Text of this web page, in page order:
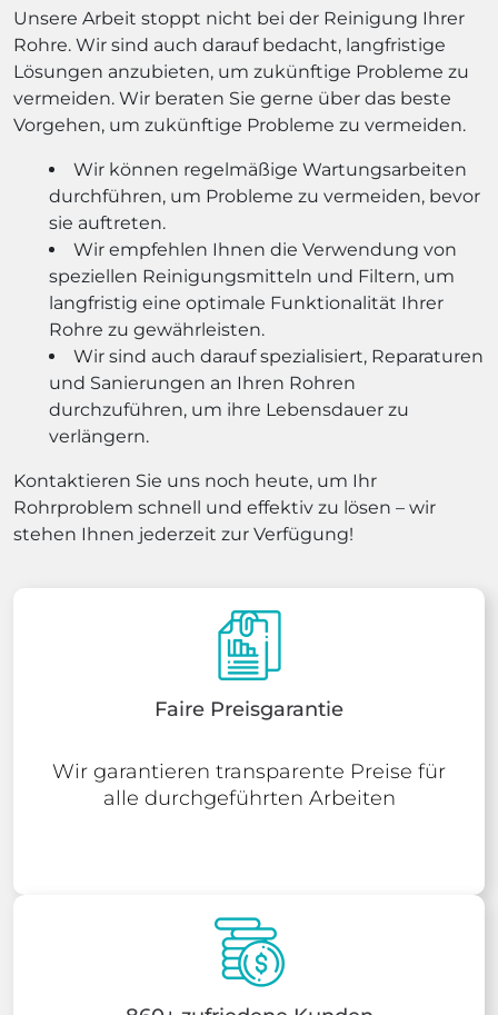
Unsere Arbeit stoppt nicht bei der Reinigung Ihrer
Rohre. Wir sind auch darauf bedacht, langfristige
Lösungen anzubieten, um zukünftige Probleme zu
vermeiden. Wir beraten Sie gerne über das beste
Vorgehen, um zukünftige Probleme zu vermeiden.
Wir können regelmäßige Wartungsarbeiten
durchführen, um Probleme zu vermeiden, bevor
sie auftreten.
Wir empfehlen Ihnen die Verwendung von
speziellen Reinigungsmitteln und Filtern, um
langfristig eine optimale Funktionalität Ihrer
Rohre zu gewährleisten.
Wir sind auch darauf spezialisiert, Reparaturen
und Sanierungen an Ihren Rohren
durchzuführen, um ihre Lebensdauer zu
verlängern.
Kontaktieren Sie uns noch heute, um Ihr
Rohrproblem schnell und effektiv zu lösen – wir
stehen Ihnen jederzeit zur Verfügung!
Faire Preisgarantie
Wir garantieren transparente Preise für
alle durchgeführten Arbeiten